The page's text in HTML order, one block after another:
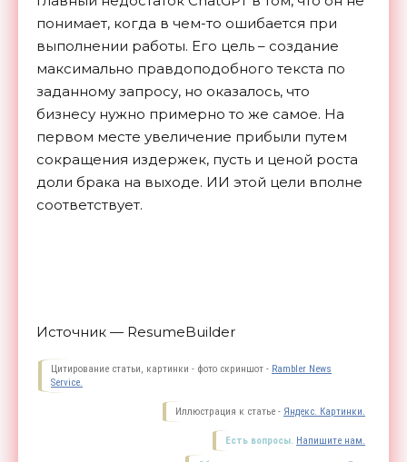
понимает, когда в чем-то ошибается при
выполнении работы. Его цель – создание
максимально правдоподобного текста по
заданному запросу, но оказалось, что
бизнесу нужно примерно то же самое. На
первом месте увеличение прибыли путем
сокращения издержек, пусть и ценой роста
доли брака на выходе. ИИ этой цели вполне
соответствует.
Источник — ResumeBuilder
Цитирование статьи, картинки - фото скриншот - Rambler News
Service.
Иллюстрация к статье - Яндекс. Картинки.
Есть вопросы. Напишите нам.